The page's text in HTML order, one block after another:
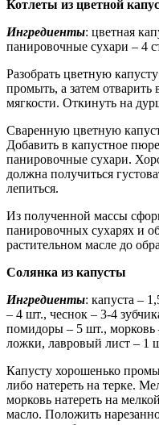
Котлеты из цветной
Ингредиенты: цветная
панировочные сухари – 4
Разобрать цветную
промыть, а затем
мягкости. Откинуть на
Сваренную цветную
Добавить в капустное
панировочные сухари.
должна получиться
лепиться.
Из полученной массы
панировочных сухарях и
растительном масле до
Солянка из капусты
Ингредиенты: капуста –
– 4 шт., чеснок – 3-4
помидоры – 5 шт., морковь
ложки, лавровый лист – 1
Капусту хорошенько
либо натереть на терке.
морковь натереть на
масло. Положить